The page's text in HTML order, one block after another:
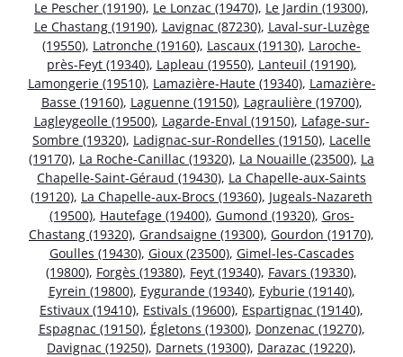
Le Pescher (19190), Le Lonzac (19470), Le Jardin (19300),
Le Chastang (19190), Lavignac (87230), Laval-sur-Luzège
(19550), Latronche (19160), Lascaux (19130), Laroche-
près-Feyt (19340), Lapleau (19550), Lanteuil (19190),
Lamongerie (19510), Lamazière-Haute (19340), Lamazière-
Basse (19160), Laguenne (19150), Lagraulière (19700),
Lagleygeolle (19500), Lagarde-Enval (19150), Lafage-sur-
Sombre (19320), Ladignac-sur-Rondelles (19150), Lacelle
(19170), La Roche-Canillac (19320), La Nouaille (23500), La
Chapelle-Saint-Géraud (19430), La Chapelle-aux-Saints
(19120), La Chapelle-aux-Brocs (19360), Jugeals-Nazareth
(19500), Hautefage (19400), Gumond (19320), Gros-
Chastang (19320), Grandsaigne (19300), Gourdon (19170),
Goulles (19430), Gioux (23500), Gimel-les-Cascades
(19800), Forgès (19380), Feyt (19340), Favars (19330),
Eyrein (19800), Eygurande (19340), Eyburie (19140),
Estivaux (19410), Estivals (19600), Espartignac (19140),
Espagnac (19150), Égletons (19300), Donzenac (19270),
Davignac (19250), Darnets (19300), Darazac (19220),